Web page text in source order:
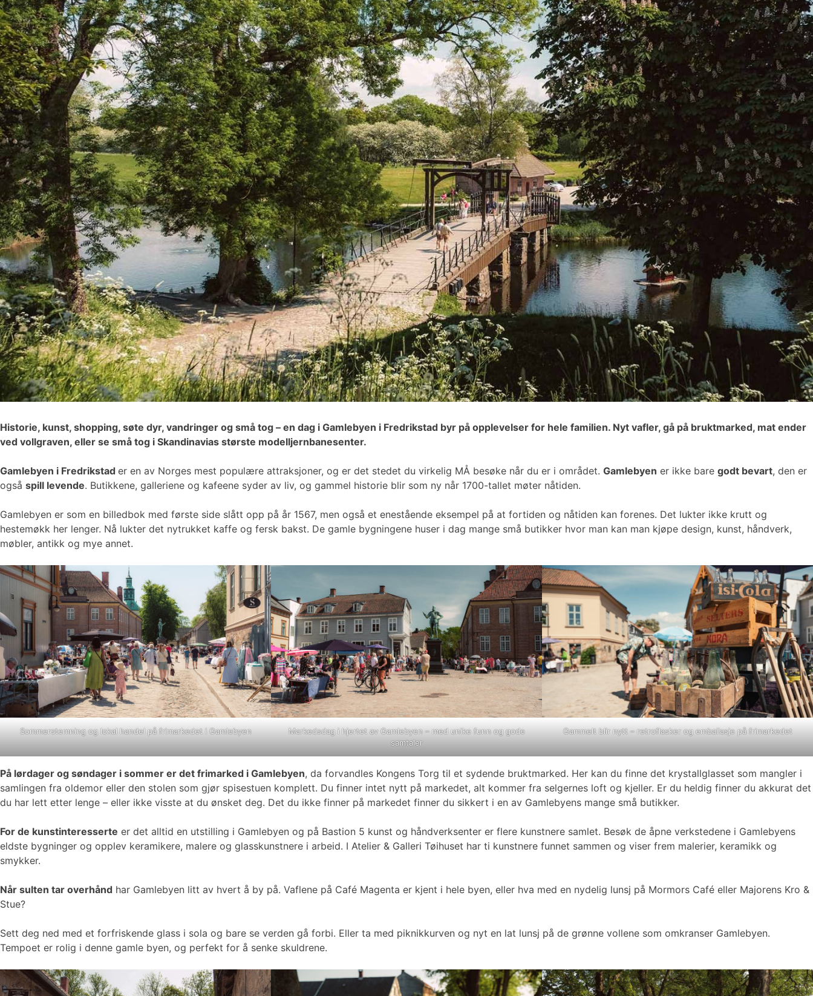
Historie, kunst, shopping, søte dyr, vandringer og små tog – en dag i Gamlebyen i Fredrikstad byr på opplevelser for hele familien. Nyt vafler, gå på bruktmarked, mat ender
ved vollgraven, eller se små tog i Skandinavias største modelljernbanesenter.
Gamlebyen i Fredrikstad er en av Norges mest populære attraksjoner, og er det stedet du virkelig MÅ besøke når du er i området. Gamlebyen er ikke bare godt bevart, den er
også spill levende. Butikkene, galleriene og kafeene syder av liv, og gammel historie blir som ny når 1700-tallet møter nåtiden.
Gamlebyen er som en billedbok med første side slått opp på år 1567, men også et enestående eksempel på at fortiden og nåtiden kan forenes. Det lukter ikke krutt og
hestemøkk her lenger. Nå lukter det nytrukket kaffe og fersk bakst. De gamle bygningene huser i dag mange små butikker hvor man kan man kjøpe design, kunst, håndverk,
møbler, antikk og mye annet.
Sommerstemning og lokal handel på frimarkedet i Gamlebyen
Markedsdag i hjertet av Gamlebyen – med unike funn og gode
samtaler
Gammelt blir nytt – retroflasker og emballasje på frimarkedet
På lørdager og søndager i sommer er det frimarked i Gamlebyen, da forvandles Kongens Torg til et sydende bruktmarked. Her kan du finne det krystallglasset som mangler i
samlingen fra oldemor eller den stolen som gjør spisestuen komplett. Du finner intet nytt på markedet, alt kommer fra selgernes loft og kjeller. Er du heldig finner du akkurat det
du har lett etter lenge – eller ikke visste at du ønsket deg. Det du ikke finner på markedet finner du sikkert i en av Gamlebyens mange små butikker.
For de kunstinteresserte er det alltid en utstilling i Gamlebyen og på Bastion 5 kunst og håndverksenter er flere kunstnere samlet. Besøk de åpne verkstedene i Gamlebyens
eldste bygninger og opplev keramikere, malere og glasskunstnere i arbeid. I Atelier & Galleri Tøihuset har ti kunstnere funnet sammen og viser frem malerier, keramikk og
smykker.
Når sulten tar overhånd har Gamlebyen litt av hvert å by på. Vaflene på Café Magenta er kjent i hele byen, eller hva med en nydelig lunsj på Mormors Café eller Majorens Kro &
Stue?
Sett deg ned med et forfriskende glass i sola og bare se verden gå forbi. Eller ta med piknikkurven og nyt en lat lunsj på de grønne vollene som omkranser Gamlebyen.
Tempoet er rolig i denne gamle byen, og perfekt for å senke skuldrene.